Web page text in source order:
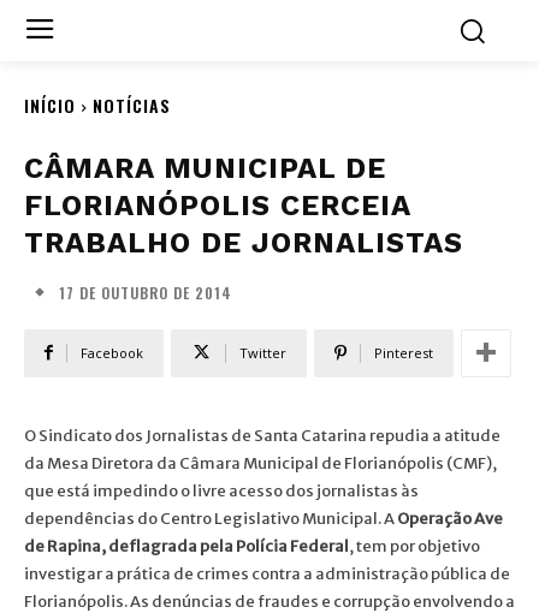
INÍCIO NOTÍCIAS
CÂMARA MUNICIPAL DE
FLORIANÓPOLIS CERCEIA
TRABALHO DE JORNALISTAS
17 DE OUTUBRO DE 2014
Facebook Twitter Pinterest
O Sindicato dos Jornalistas de Santa Catarina repudia a atitude
da Mesa Diretora da Câmara Municipal de Florianópolis (CMF),
que está impedindo o livre acesso dos jornalistas às
dependências do Centro Legislativo Municipal. AOperação Ave
de Rapina, deflagrada pela Polícia Federal, tem por objetivo
investigar a prática de crimes contra a administração pública de
Florianópolis. As denúncias de fraudes e corrupção envolvendo a